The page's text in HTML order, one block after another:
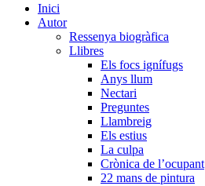
Close
Menu
Inici
Autor
Ressenya biogràfica
Llibres
Els focs ignífugs
Anys llum
Nectari
Preguntes
Llambreig
Els estius
La culpa
Crònica de l’ocupant
22 mans de pintura